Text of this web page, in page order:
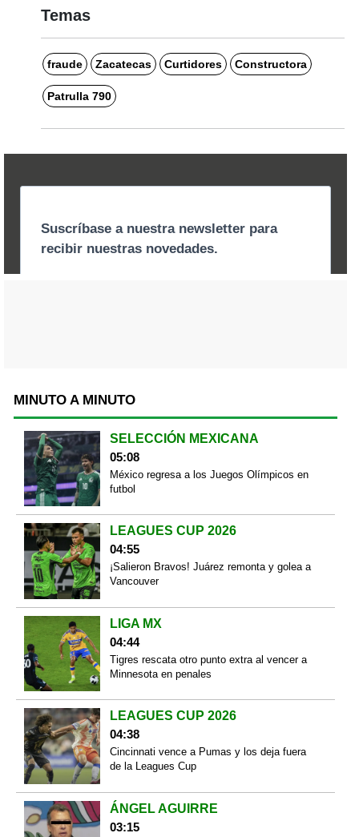
Temas
fraude Zacatecas Curtidores Constructora
Patrulla 790
MINUTO A MINUTO
SELECCIÓN MEXICANA
05:08
México regresa a los Juegos Olímpicos en
futbol
LEAGUES CUP 2026
04:55
¡Salieron Bravos! Juárez remonta y golea a
Vancouver
LIGA MX
04:44
Tigres rescata otro punto extra al vencer a
Minnesota en penales
LEAGUES CUP 2026
04:38
Cincinnati vence a Pumas y los deja fuera
de la Leagues Cup
ÁNGEL AGUIRRE
03:15